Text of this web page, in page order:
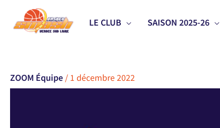
LE CLUB SAISON 2025-26
ZOOM Équipe / 1 décembre 2022